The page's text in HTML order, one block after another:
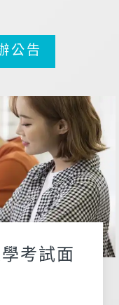
公告
考試面